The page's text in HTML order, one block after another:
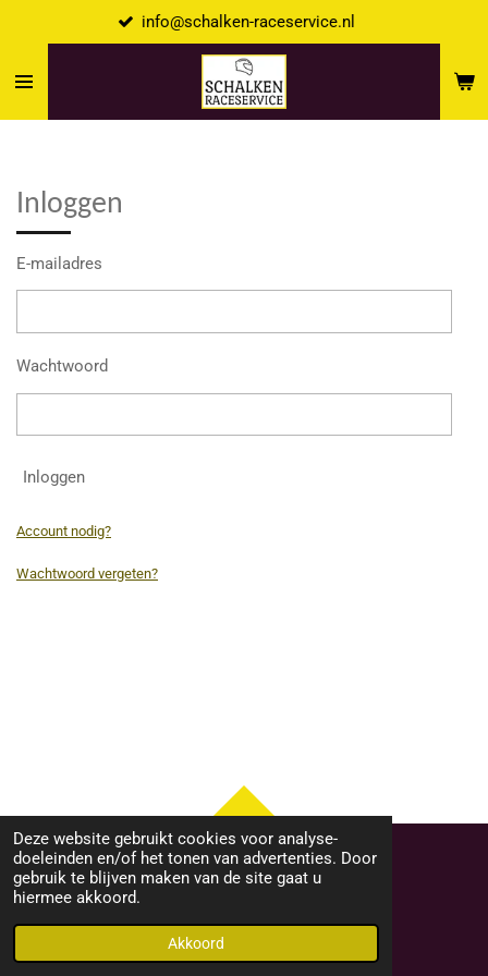
Deze website gebruikt cookies voor analyse-
doeleinden en/of het tonen van advertenties. Door
gebruik te blijven maken van de site gaat u
hiermee akkoord.
Akkoord
naar
info@schalken-raceservice.nl
Inloggen
E-mailadres
Wachtwoord
Inloggen
Account nodig?
Wachtwoord vergeten?
Algemene voorwaarden